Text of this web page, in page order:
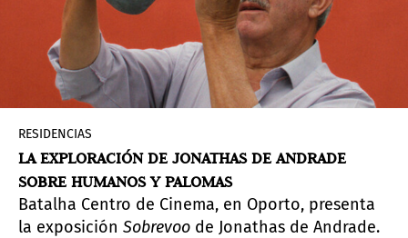
RESIDENCIAS
LA EXPLORACIÓN DE JONATHAS DE ANDRADE
SOBRE HUMANOS Y PALOMAS
Batalha Centro de Cinema, en Oporto, presenta
la exposición Sobrevoo de Jonathas de Andrade.